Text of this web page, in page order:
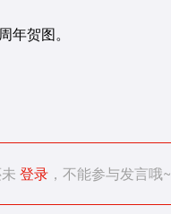
年贺图。
登录 ，不能参与发言哦~